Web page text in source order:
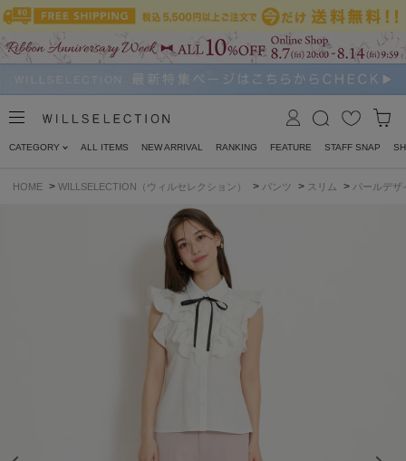
CATEGORY ALL ITEMS NEW ARRIVAL RANKING FEATURE STAFF SNAP
HOME > WILLSELECTION（ウィルセレクション） > パンツ > スリム > パールデザ